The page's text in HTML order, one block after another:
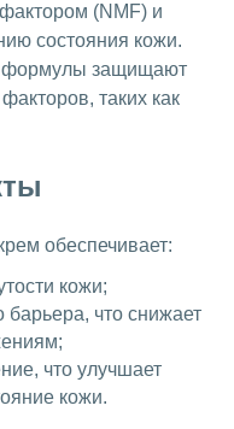
(NMF) и
состояния кожи.
формулы защищают
таких как
обеспечивает:
кожи;
барьера, что снижает
что улучшает
кожи.